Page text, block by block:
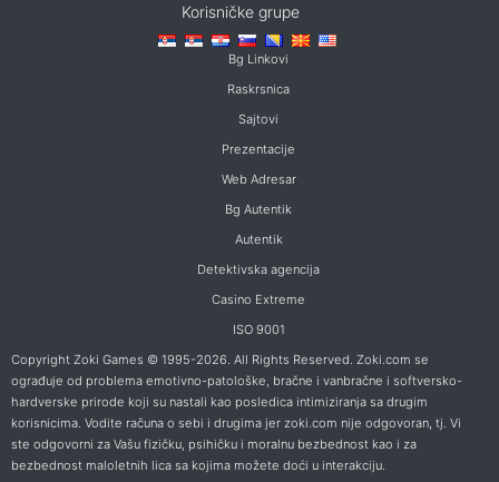
Korisničke grupe
Bg Linkovi
Raskrsnica
Sajtovi
Prezentacije
Web Adresar
Bg Autentik
Autentik
Detektivska agencija
Casino Extreme
ISO 9001
Copyright Zoki Games © 1995-2026. All Rights Reserved. Zoki.com se
ograđuje od problema emotivno-patološke, bračne i vanbračne i softversko-
hardverske prirode koji su nastali kao posledica intimiziranja sa drugim
korisnicima. Vodite računa o sebi i drugima jer zoki.com nije odgovoran, tj. Vi
ste odgovorni za Vašu fizičku, psihičku i moralnu bezbednost kao i za
bezbednost maloletnih lica sa kojima možete doći u interakciju.